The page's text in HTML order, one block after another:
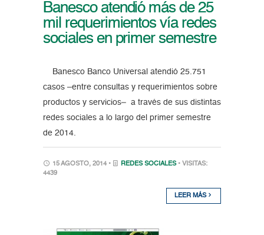
Banesco atendió más de 25
mil requerimientos vía redes
sociales en primer semestre
Banesco Banco Universal atendió 25.751
casos –entre consultas y requerimientos sobre
productos y servicios– a través de sus distintas
redes sociales a lo largo del primer semestre
de 2014.
15 AGOSTO, 2014 • REDES SOCIALES • VISITAS:
4439
LEER MÁS